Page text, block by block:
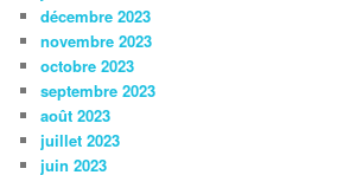
décembre 2023
novembre 2023
octobre 2023
septembre 2023
août 2023
juillet 2023
juin 2023